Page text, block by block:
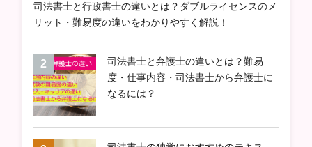
司法書士と行政書士の違いとは？ダブルライセンスのメ
リット・難易度の違いをわかりやすく解説！
司法書士と弁護士の違いとは？難易
度・仕事内容・司法書士から弁護士に
なるには？